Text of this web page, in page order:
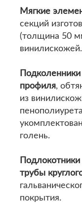
Мягкие
секций
(толщина 50
винилискожей.
профиля,
из
голень.
трубы
покрытия.